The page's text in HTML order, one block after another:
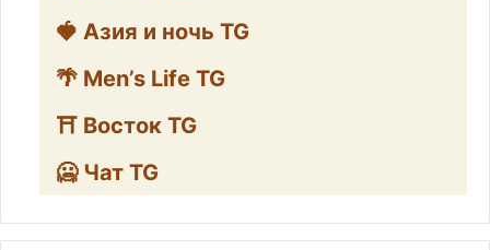
🍓 Азия и ночь TG
🌴 Men’s Life TG
⛩️ Восток TG
🥶 Чат TG